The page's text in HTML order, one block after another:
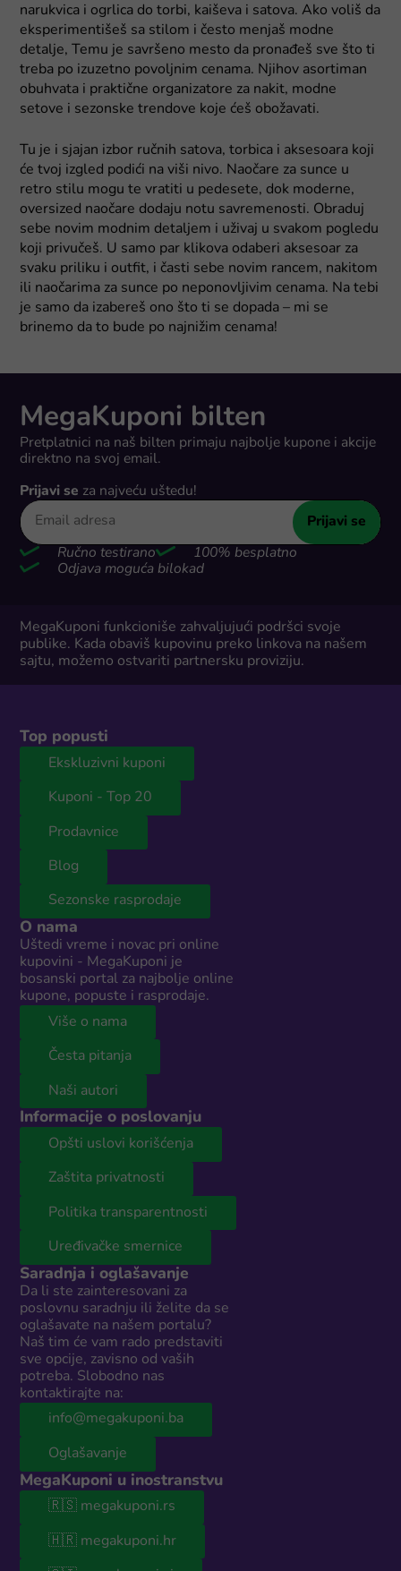
narukvica i ogrlica do torbi, kaiševa i satova. Ako voliš da
eksperimentišeš sa stilom i često menjaš modne
detalje, Temu je savršeno mesto da pronađeš sve što ti
treba po izuzetno povoljnim cenama. Njihov asortiman
obuhvata i praktične organizatore za nakit, modne
setove i sezonske trendove koje ćeš obožavati.
Tu je i sjajan izbor ručnih satova, torbica i aksesoara koji
će tvoj izgled podići na viši nivo. Naočare za sunce u
retro stilu mogu te vratiti u pedesete, dok moderne,
oversized naočare dodaju notu savremenosti. Obraduj
sebe novim modnim detaljem i uživaj u svakom pogledu
koji privučeš. U samo par klikova odaberi aksesoar za
svaku priliku i outfit, i časti sebe novim rancem, nakitom
ili naočarima za sunce po neponovljivim cenama. Na tebi
je samo da izabereš ono što ti se dopada – mi se
brinemo da to bude po najnižim cenama!
MegaKuponi bilten
Pretplatnici na naš bilten primaju najbolje kupone i akcije
direktno na svoj email.
Prijavi se za najveću uštedu!
Prijavi se
Ručno testirano
100% besplatno
Odjava moguća bilokad
MegaKuponi funkcioniše zahvaljujući podršci svoje
publike. Kada obaviš kupovinu preko linkova na našem
sajtu, možemo ostvariti partnersku proviziju.
Top popusti
Ekskluzivni kuponi
Kuponi - Top 20
Prodavnice
Blog
Sezonske rasprodaje
O nama
Uštedi vreme i novac pri online
kupovini - MegaKuponi je
bosanski portal za najbolje online
kupone, popuste i rasprodaje.
Više o nama
Česta pitanja
Naši autori
Informacije o poslovanju
Opšti uslovi korišćenja
Zaštita privatnosti
Politika transparentnosti
Uređivačke smernice
Saradnja i oglašavanje
Da li ste zainteresovani za
poslovnu saradnju ili želite da se
oglašavate na našem portalu?
Naš tim će vam rado predstaviti
sve opcije, zavisno od vaših
potreba. Slobodno nas
kontaktirajte na:
info@megakuponi.ba
Oglašavanje
MegaKuponi u inostranstvu
🇷🇸 megakuponi.rs
🇭🇷 megakuponi.hr